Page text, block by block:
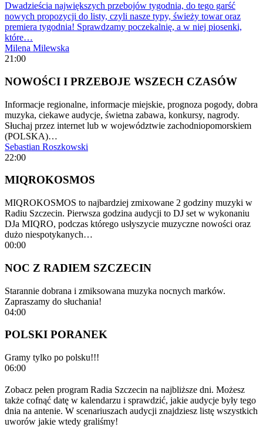
Dwadzieścia największych przebojów tygodnia, do tego garść
nowych propozycji do listy, czyli nasze typy, świeży towar oraz
premiera tygodnia! Sprawdzamy poczekalnię, a w niej piosenki,
które…
Milena Milewska
21:00
NOWOŚCI I PRZEBOJE WSZECH CZASÓW
Informacje regionalne, informacje miejskie, prognoza pogody, dobra
muzyka, ciekawe audycje, świetna zabawa, konkursy, nagrody.
Słuchaj przez internet lub w województwie zachodniopomorskiem
(POLSKA)…
Sebastian Roszkowski
22:00
MIQROKOSMOS
MIQROKOSMOS to najbardziej zmixowane 2 godziny muzyki w
Radiu Szczecin. Pierwsza godzina audycji to DJ set w wykonaniu
DJa MIQRO, podczas którego usłyszycie muzyczne nowości oraz
dużo niespotykanych…
00:00
NOC Z RADIEM SZCZECIN
Starannie dobrana i zmiksowana muzyka nocnych marków.
Zapraszamy do słuchania!
04:00
POLSKI PORANEK
Gramy tylko po polsku!!!
06:00
Zobacz pełen program Radia Szczecin na najbliższe dni. Możesz
także cofnąć datę w kalendarzu i sprawdzić, jakie audycje były tego
dnia na antenie. W scenariuszach audycji znajdziesz listę wszystkich
uworów jakie wtedy graliśmy!